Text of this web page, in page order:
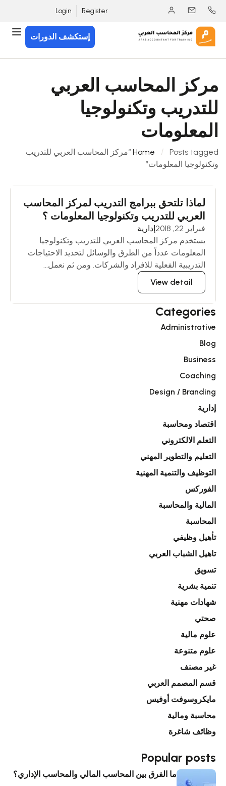
Register
Login
إستكشف الدورات
مركز المحاسب العربي
للتدريب وتكنولوجيا
المعلومات
Home Posts tagged “مركز المحاسب العربي للتدريب
وتكنولوجيا المعلومات”
لماذا تلتحق ببرامج التدريب لمركز المحاسب
العربي للتدريب وتكنولوجيا المعلومات ؟
فبراير 22, 2018
إدارية
يستخدم مركز المحاسب العربي للتدريب وتكنولوجيا
المعلومات عدداً من الطرق والوسائل لتحديد الاحتياجات
التدريبية الفعلية للافراد والشركات. ومن ثم نعمل...
View detail
Categories
Administrative
Blog
Business
Coaching
Design / Branding
إدارية
اقتصاد ومحاسبة
التعلم الالكتروني
التعليم والتطوير المهني
التوظيف والتنمية المهنية
الفوركس
المالية والمحاسبة
المحاسبة
تأهيل وظيفي
تاهيل الشباب العربي
تسويق
تنمية بشرية
شهادات مهنية
صحتي
علوم مالية
علوم متنوعة
غير مصنف
قسم المصمم العربي
مايكروسوفت أوفيس
محاسبة ومالية
وظائف شاغرة
Popular posts
ما الفرق بين المحاسب المالي والمحاسب الإداري؟